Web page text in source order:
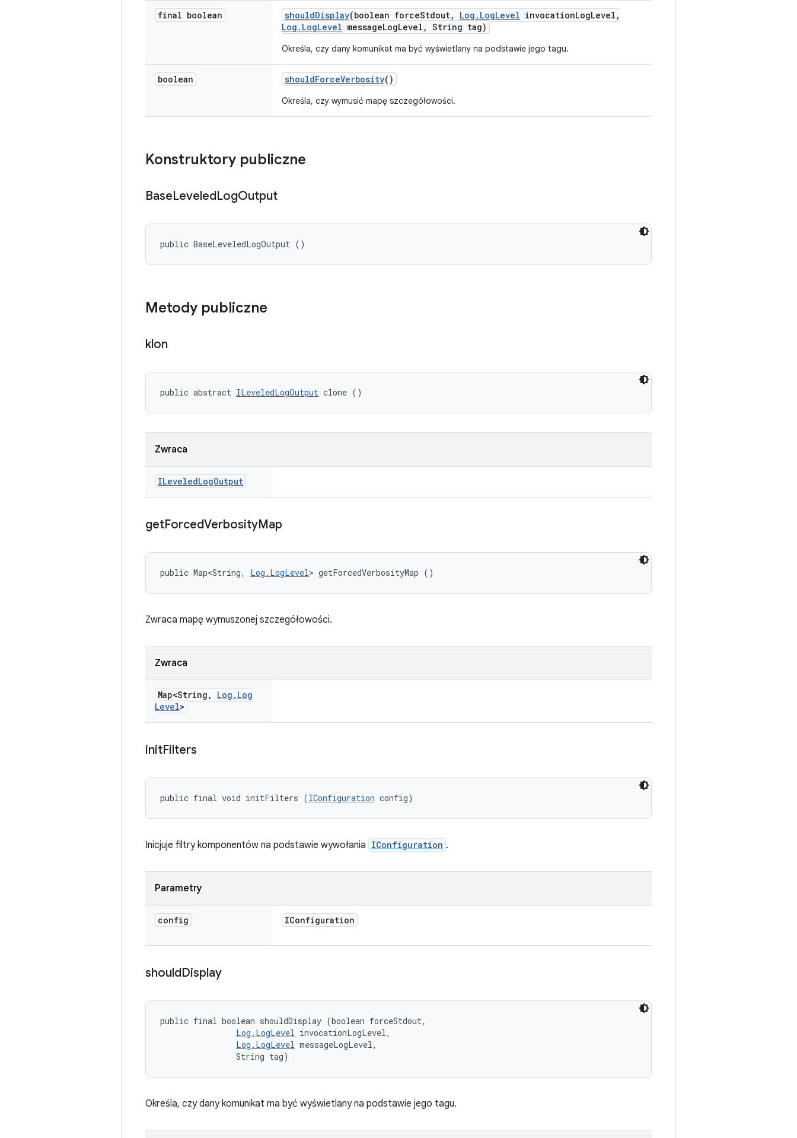
final boolean shouldDisplay(boolean forceStdout, Log . LogLevel invocationLogLevel ,
Log . LogLevel messageLogLevel , String tag)
Określa, czy dany komunikat ma być wyświetlany na podstawie jego tagu.
boolean shouldForceVerbosity()
Określa, czy wymusić mapę szczegółowości.
Konstruktory publiczne
BaseLeveledLogOutput
public BaseLeveledLogOutput ()
Metody publiczne
klon
public abstract ILeveledLogOutput clone ()
Zwraca
ILeveledLogOutput
getForcedVerbosityMap
public Map<String, Log.LogLevel> getForcedVerbosityMap ()
Zwraca mapę wymuszonej szczegółowości.
Zwraca
Map<String , Log . Log
Level>
initFilters
public final void initFilters (IConfiguration config)
Inicjuje filtry komponentów na podstawie wywołania IConfiguration .
Parametry
config IConfiguration
shouldDisplay
public final boolean shouldDisplay (boolean forceStdout,
Log.LogLevel invocationLogLevel,
Log.LogLevel messageLogLevel,
                String tag)
Określa, czy dany komunikat ma być wyświetlany na podstawie jego tagu.